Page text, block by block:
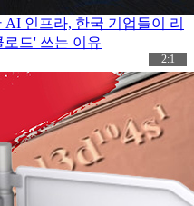
인프라, 한국 기업들이 리
드' 쓰는 이유
2:1